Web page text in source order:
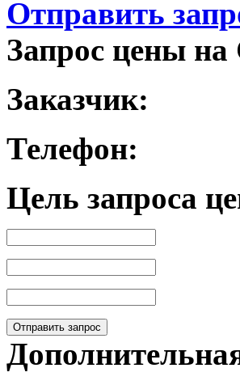
Отправить
Запрос цены
Заказчик:
Телефон:
Цель запроса
Отправить запрос